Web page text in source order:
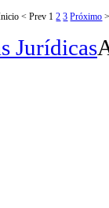
<Prev 1 2 3 Próximo
Jurídicas